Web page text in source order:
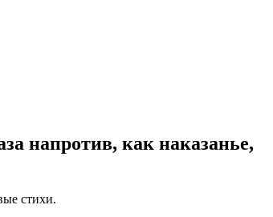
напротив, как наказанье,
стихи.